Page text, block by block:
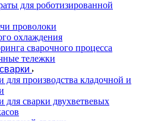
для роботизированной
проволоки
охлаждения
сварочного процесса
тележки
производства кладочной и
сварки двухветвевых